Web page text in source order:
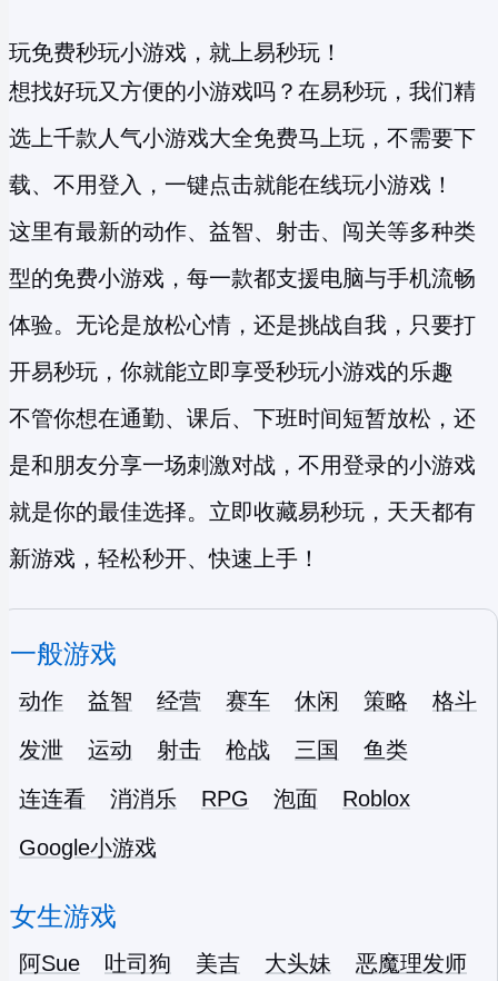
玩免费秒玩小游戏，就上易秒玩！
想找好玩又方便的小游戏吗？在易秒玩，我们精
选上千款人气小游戏大全免费马上玩，不需要下
载、不用登入，一键点击就能在线玩小游戏！
这里有最新的动作、益智、射击、闯关等多种类
型的免费小游戏 ，每一款都支援电脑与手机流畅
体验。无论是放松心情，还是挑战自我，只要打
开易秒玩，你就能立即享受秒玩小游戏的乐趣
不管你想在通勤、课后、下班时间短暂放松，还
是和朋友分享一场刺激对战，不用登录的小游戏
就是你的最佳选择。立即收藏易秒玩，天天都有
新游戏，轻松秒开、快速上手！
一般游戏
动作 益智 经营 赛车 休闲 策略
格斗
发泄
运动 射击 枪战 三国
鱼类
连连看
消消乐 RPG 泡面
Roblox
Google小游戏
女生游戏
阿Sue 吐司狗 美吉 大头妹 恶魔理发师